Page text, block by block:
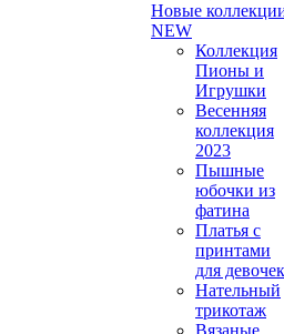
Новые
NEW
Коллекция
Пионы и
Игрушки
Весенняя
коллекция
2023
Пышные
юбочки из
фатина
Платья с
принтами
для девочек
Нательный
трикотаж
Вязаные